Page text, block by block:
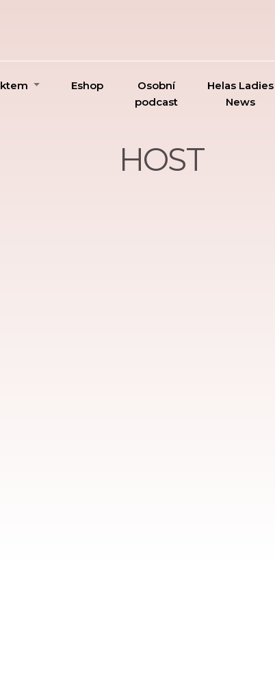
Eshop
Osobní
podcast
Helas Ladies
News
HOST